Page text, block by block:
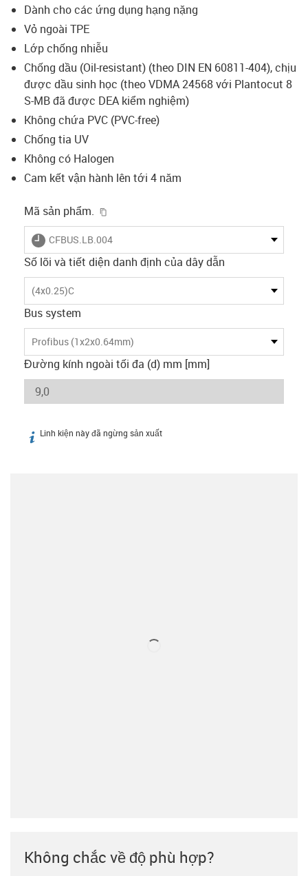
Dành cho các ứng dụng hạng nặng
Vỏ ngoài TPE
Lớp chống nhiễu
Chống dầu (Oil-resistant) (theo DIN EN 60811-404), chịu
được dầu sinh học (theo VDMA 24568 với Plantocut 8
S-MB đã được DEA kiểm nghiệm)
Không chứa PVC (PVC-free)
Chống tia UV
Không có Halogen
Cam kết vận hành lên tới 4 năm
Mã sản phẩm.
igus-icon-lieferzeit
CFBUS.LB.004
Số lõi và tiết diện danh định của dây dẫn
(4x0.25)C
Bus system
Profibus (1x2x0.64mm)
Đường kính ngoài tối đa (d) mm [mm]
igus-icon-info
Linh kiện này đã ngừng sản xuất
Không chắc về độ phù hợp?